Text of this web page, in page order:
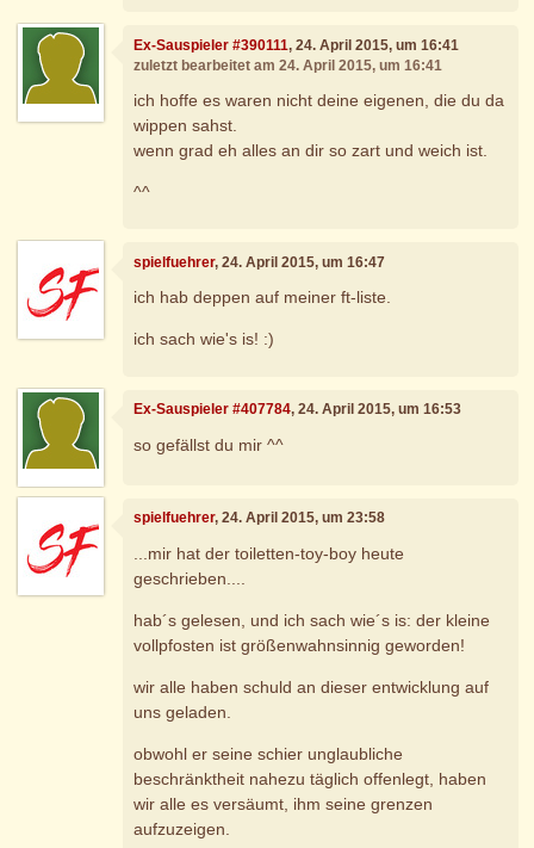
Ex-Sauspieler #390111, 24. April 2015, um 16:41
zuletzt bearbeitet am 24. April 2015, um 16:41
ich hoffe es waren nicht deine eigenen, die du da
wippen sahst.
wenn grad eh alles an dir so zart und weich ist.
^^
spielfuehrer, 24. April 2015, um 16:47
ich hab deppen auf meiner ft-liste.
ich sach wie's is! :)
Ex-Sauspieler #407784, 24. April 2015, um 16:53
so gefällst du mir ^^
spielfuehrer, 24. April 2015, um 23:58
...mir hat der toiletten-toy-boy heute
geschrieben....
hab´s gelesen, und ich sach wie´s is: der kleine
vollpfosten ist größenwahnsinnig geworden!
wir alle haben schuld an dieser entwicklung auf
uns geladen.
obwohl er seine schier unglaubliche
beschränktheit nahezu täglich offenlegt, haben
wir alle es versäumt, ihm seine grenzen
aufzuzeigen.